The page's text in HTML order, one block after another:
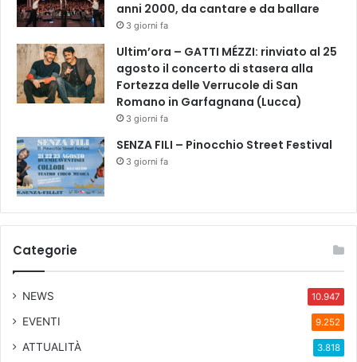
anni 2000, da cantare e da ballare
3 giorni fa
Ultim’ora – GATTI MÉZZI: rinviato al 25
agosto il concerto di stasera alla
Fortezza delle Verrucole di San
Romano in Garfagnana (Lucca)
3 giorni fa
SENZA FILI – Pinocchio Street Festival
3 giorni fa
Categorie
NEWS 10.947
EVENTI 9.252
ATTUALITÀ 3.818